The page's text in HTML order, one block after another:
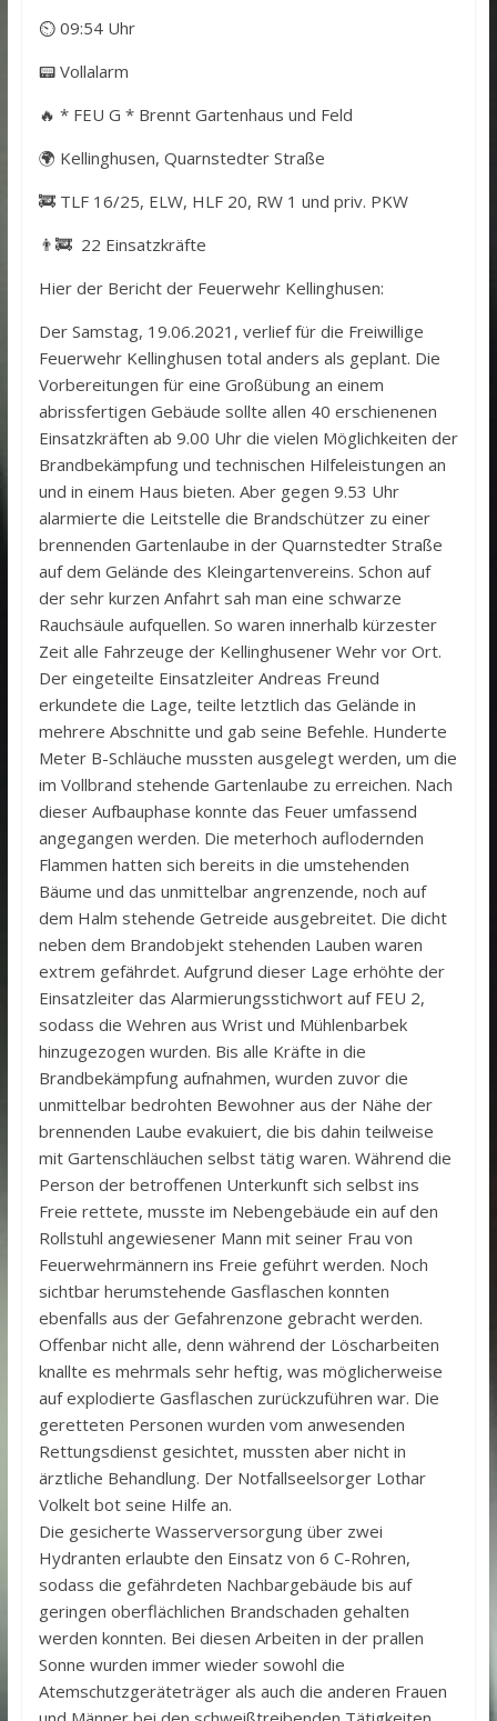
⏲ 09:54 Uhr
📟 Vollalarm
🔥 * FEU G * Brennt Gartenhaus und Feld
🌍 Kellinghusen, Quarnstedter Straße
🚒 TLF 16/25, ELW, HLF 20, RW 1 und priv. PKW
👨‍🚒 22 Einsatzkräfte
Hier der Bericht der Feuerwehr Kellinghusen:
Der Samstag, 19.06.2021, verlief für die Freiwillige
Feuerwehr Kellinghusen total anders als geplant. Die
Vorbereitungen für eine Großübung an einem
abrissfertigen Gebäude sollte allen 40 erschienenen
Einsatzkräften ab 9.00 Uhr die vielen Möglichkeiten der
Brandbekämpfung und technischen Hilfeleistungen an
und in einem Haus bieten. Aber gegen 9.53 Uhr
alarmierte die Leitstelle die Brandschützer zu einer
brennenden Gartenlaube in der Quarnstedter Straße
auf dem Gelände des Kleingartenvereins. Schon auf
der sehr kurzen Anfahrt sah man eine schwarze
Rauchsäule aufquellen. So waren innerhalb kürzester
Zeit alle Fahrzeuge der Kellinghusener Wehr vor Ort.
Der eingeteilte Einsatzleiter Andreas Freund
erkundete die Lage, teilte letztlich das Gelände in
mehrere Abschnitte und gab seine Befehle. Hunderte
Meter B-Schläuche mussten ausgelegt werden, um die
im Vollbrand stehende Gartenlaube zu erreichen. Nach
dieser Aufbauphase konnte das Feuer umfassend
angegangen werden. Die meterhoch auflodernden
Flammen hatten sich bereits in die umstehenden
Bäume und das unmittelbar angrenzende, noch auf
dem Halm stehende Getreide ausgebreitet. Die dicht
neben dem Brandobjekt stehenden Lauben waren
extrem gefährdet. Aufgrund dieser Lage erhöhte der
Einsatzleiter das Alarmierungsstichwort auf FEU 2,
sodass die Wehren aus Wrist und Mühlenbarbek
hinzugezogen wurden. Bis alle Kräfte in die
Brandbekämpfung aufnahmen, wurden zuvor die
unmittelbar bedrohten Bewohner aus der Nähe der
brennenden Laube evakuiert, die bis dahin teilweise
mit Gartenschläuchen selbst tätig waren. Während die
Person der betroffenen Unterkunft sich selbst ins
Freie rettete, musste im Nebengebäude ein auf den
Rollstuhl angewiesener Mann mit seiner Frau von
Feuerwehrmännern ins Freie geführt werden. Noch
sichtbar herumstehende Gasflaschen konnten
ebenfalls aus der Gefahrenzone gebracht werden.
Offenbar nicht alle, denn während der Löscharbeiten
knallte es mehrmals sehr heftig, was möglicherweise
auf explodierte Gasflaschen zurückzuführen war. Die
geretteten Personen wurden vom anwesenden
Rettungsdienst gesichtet, mussten aber nicht in
ärztliche Behandlung. Der Notfallseelsorger Lothar
Volkelt bot seine Hilfe an.
Die gesicherte Wasserversorgung über zwei
Hydranten erlaubte den Einsatz von 6 C-Rohren,
sodass die gefährdeten Nachbargebäude bis auf
geringen oberflächlichen Brandschaden gehalten
werden konnten. Bei diesen Arbeiten in der prallen
Sonne wurden immer wieder sowohl die
Atemschutzgeräteträger als auch die anderen Frauen